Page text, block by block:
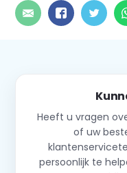
Heeft u vragen
of uw
persoonlijk te